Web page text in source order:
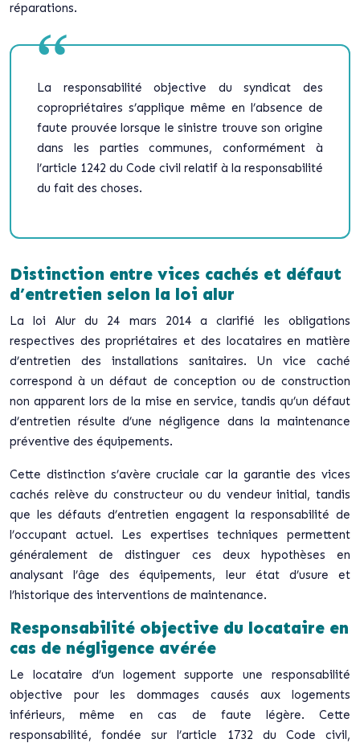
réparations.
La responsabilité objective du syndicat des
copropriétaires s’applique même en l’absence de
faute prouvée lorsque le sinistre trouve son origine
dans les parties communes, conformément à
l’article 1242 du Code civil relatif à la responsabilité
du fait des choses.
Distinction entre vices cachés et défaut
d’entretien selon la loi alur
La loi Alur du 24 mars 2014 a clarifié les obligations
respectives des propriétaires et des locataires en matière
d’entretien des installations sanitaires. Un vice caché
correspond à un défaut de conception ou de construction
non apparent lors de la mise en service, tandis qu’un défaut
d’entretien résulte d’une négligence dans la maintenance
préventive des équipements.
Cette distinction s’avère cruciale car la garantie des vices
cachés relève du constructeur ou du vendeur initial, tandis
que les défauts d’entretien engagent la responsabilité de
l’occupant actuel. Les expertises techniques permettent
généralement de distinguer ces deux hypothèses en
analysant l’âge des équipements, leur état d’usure et
l’historique des interventions de maintenance.
Responsabilité objective du locataire en
cas de négligence avérée
Le locataire d’un logement supporte une responsabilité
objective pour les dommages causés aux logements
inférieurs, même en cas de faute légère. Cette
responsabilité, fondée sur l’article 1732 du Code civil,